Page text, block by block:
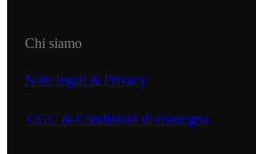
Chi siamo
Note legali & Privacy
CGC & Condizioni di consegna